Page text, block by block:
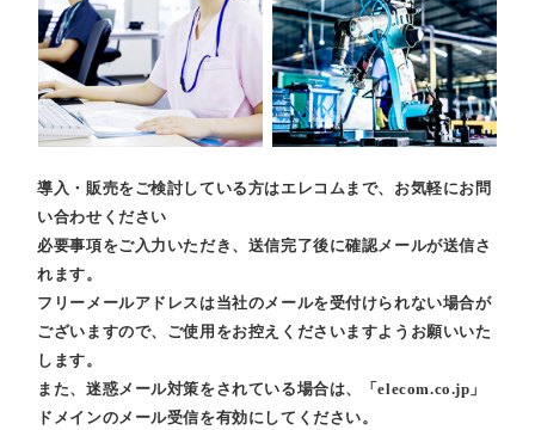
導入・販売をご検討している方はエレコムまで、お気軽にお問
い合わせください
必要事項をご入力いただき、送信完了後に確認メールが送信さ
れます。
フリーメールアドレスは当社のメールを受付けられない場合が
ございますので、ご使用をお控えくださいますようお願いいた
します。
また、迷惑メール対策をされている場合は、「elecom.co.jp」
ドメインのメール受信を有効にしてください。